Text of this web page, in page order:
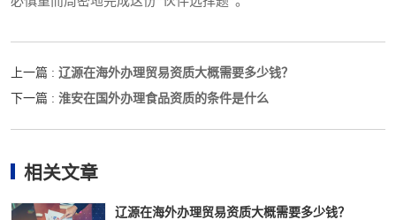
上一篇 : 辽源在海外办理贸易资质大概需要多少钱？
下一篇 : 淮安在国外办理食品资质的条件是什么
相关文章
辽源在海外办理贸易资质大概需要多少钱？